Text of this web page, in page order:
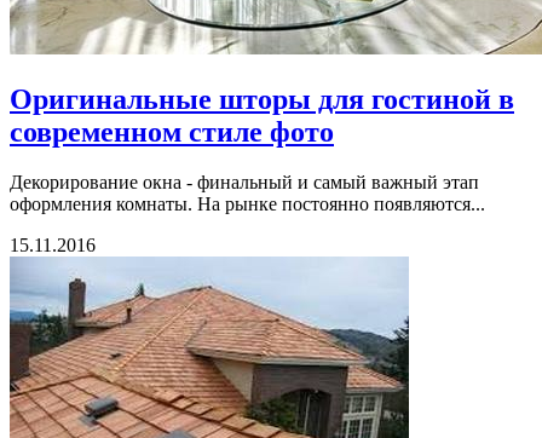
Оригинальные шторы для гостиной в
современном стиле фото
Декорирование окна - финальный и самый важный этап
оформления комнаты. На рынке постоянно появляются...
15.11.2016